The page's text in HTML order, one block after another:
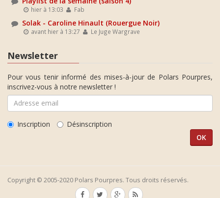
hier à 13:03 Fab
Solak - Caroline Hinault (Rouergue Noir)
avant hier à 13:27 Le Juge Wargrave
Newsletter
Pour vous tenir informé des mises-à-jour de Polars Pourpres,
inscrivez-vous à notre newsletter !
Inscription Désinscription
Copyright © 2005-2020 Polars Pourpres. Tous droits réservés.